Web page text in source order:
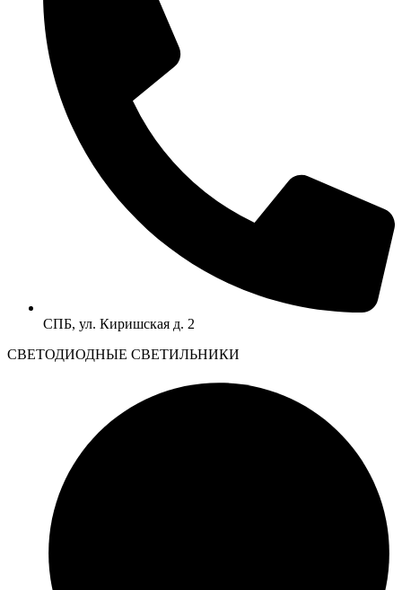
СПБ, ул. Киришская д. 2
CВЕТОДИОДНЫЕ СВЕТИЛЬНИКИ